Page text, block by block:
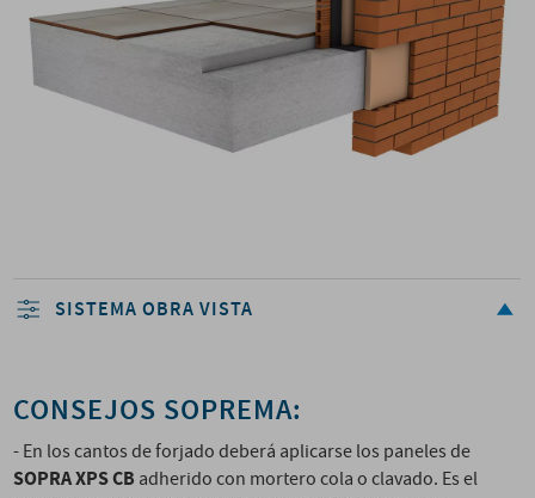
SISTEMA OBRA VISTA
CONSEJOS SOPREMA:
- En los cantos de forjado deberá aplicarse los paneles de
SOPRA XPS CB adherido con mortero cola o clavado. Es el